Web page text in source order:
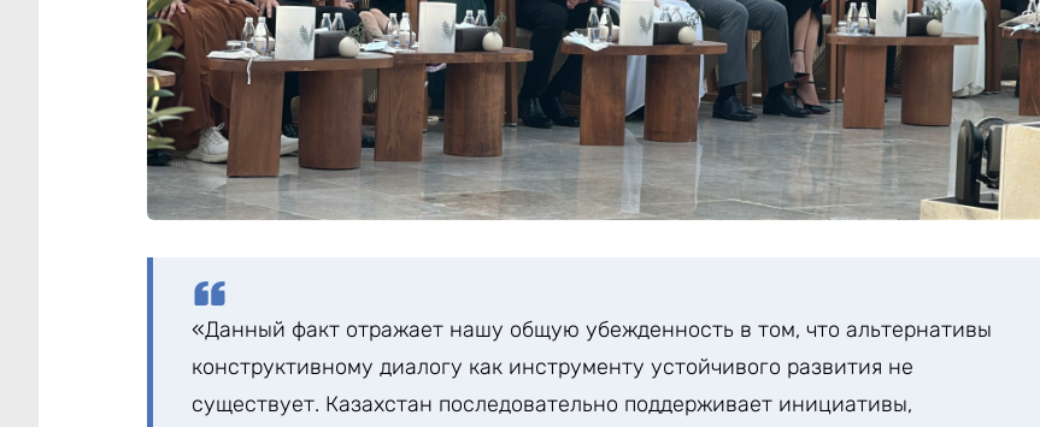
«Данный факт отражает нашу общую убежденность в том, что альтернативы
конструктивному диалогу как инструменту устойчивого развития не
существует. Казахстан последовательно поддерживает инициативы,